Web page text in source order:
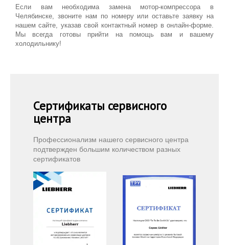
Если вам необходима замена мотор-компрессора в
Челябинске, звоните нам по номеру или оставьте заявку на
нашем сайте, указав свой контактный номер в онлайн-форме.
Мы всегда готовы прийти на помощь вам и вашему
холодильнику!
Сертификаты сервисного
центра
Профессионализм нашего сервисного центра
подтвержден большим количеством разных
сертификатов